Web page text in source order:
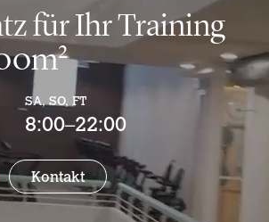
für Ihr Training
SA, SO, FT
8:00–22:00
Kontakt